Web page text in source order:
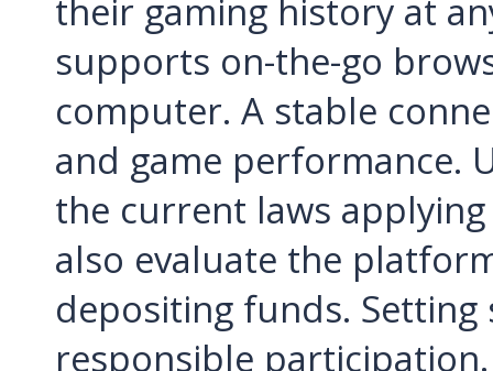
their gaming history at
supports on-the-go
computer. A stable
and game performance.
the current laws
also evaluate the
depositing funds.
responsible